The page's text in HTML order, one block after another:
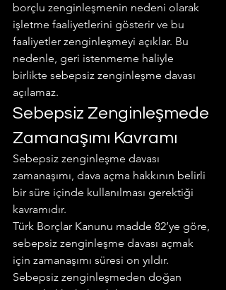
borçlu zenginleşmenin nedeni olarak
işletme faaliyetlerini gösterir ve bu
faaliyetler zenginleşmeyi açıklar. Bu
nedenle, geri istenmeme haliyle
birlikte sebepsiz zenginleşme davası
açılamaz.
Sebepsiz Zenginleşmede
Zamanaşımı Kavramı
Sebepsiz zenginleşme davası
zamanaşımı, dava açma hakkının belirli
bir süre içinde kullanılması gerektiği
kavramıdır.
Türk Borçlar Kanunu madde 82’ye göre,
sebepsiz zenginleşme davası açmak
için zamanaşımı süresi on yıldır.
Sebepsiz zenginleşmeden doğan